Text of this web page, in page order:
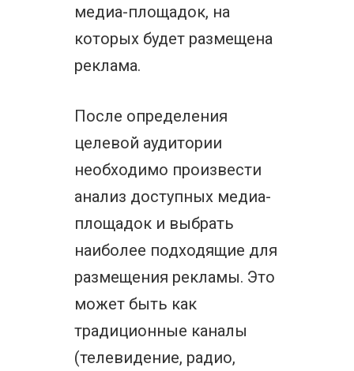
медиа-площадок, на
которых будет размещена
реклама.
После определения
целевой аудитории
необходимо произвести
анализ доступных медиа-
площадок и выбрать
наиболее подходящие для
размещения рекламы. Это
может быть как
традиционные каналы
(телевидение, радио,